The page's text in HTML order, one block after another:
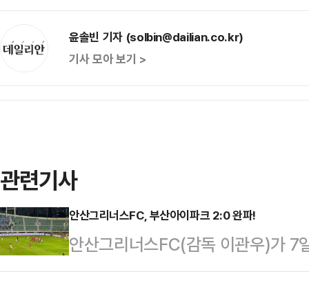
윤솔빈 기자 (solbin@dailian.co.kr)
기사 모아 보기 >
관련기사
안산그리너스FC, 부산아이파크 2:0 완파!
안산그리너스FC(감독 이관우)가 7
으며 4승을 기록했다.이날 안산그